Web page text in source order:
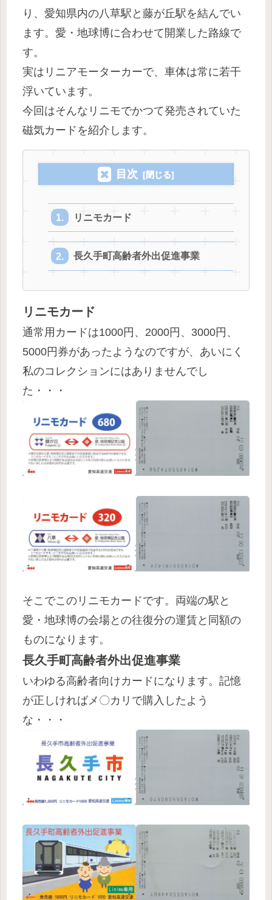
り、愛知県内の八草駅と藤が丘駅を結んでい
ます。愛・地球博に合わせて開業した路線で
す。
実はリニアモーターカーで、車体は常に若干
浮いています。
今回はそんなリニモでかつて発売されていた
磁気カードを紹介します。
目次
リニモカード
長久手町高齢者外出促進事業
リニモカード
通常用カードは1000円、2000円、3000円、
5000円券があったようなのですが、あいにく
私のコレクションにはありませんでし
た・・・
そこでこのリニモカードです。両端の駅と
愛・地球博の会場との往復分の運賃と同額の
ものになります。
長久手町高齢者外出促進事業
いわゆる高齢者向けカードになります。記憶
が正しければメ〇カリで購入したよう
な・・・